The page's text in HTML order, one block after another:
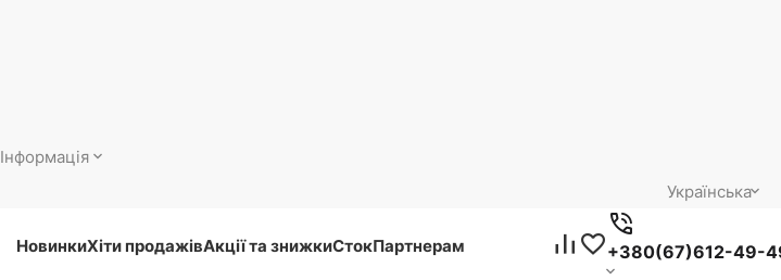
Інформація
Українська
НовинкиХіти продажівАкції та знижкиСтокПартнерам +380(67)612-49-